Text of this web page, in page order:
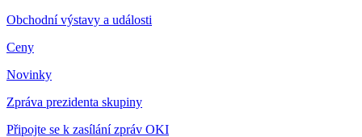
Obchodní výstavy a události
Ceny
Novinky
Zpráva prezidenta skupiny
Připojte se k zasílání zpráv OKI